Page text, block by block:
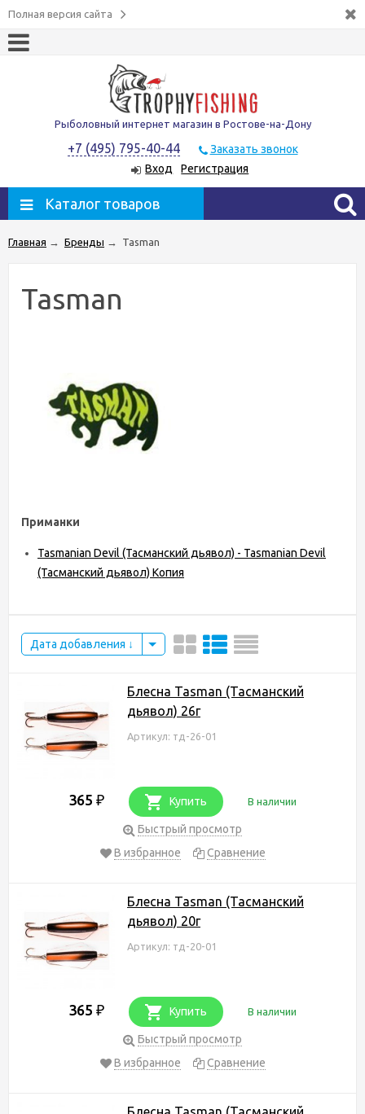
Полная версия сайта
Рыболовный интернет магазин в Ростове-на-Дону
+7 (495) 795-40-44
Заказать звонок
Вход
Регистрация
Каталог товаров
Главная → Бренды → Tasman
Tasman
Приманки
Tasmanian Devil (Тасманский дьявол) - Tasmanian Devil
(Тасманский дьявол) Копия
Дата добавления
Блесна Tasman (Тасманский
дьявол) 26г
Артикул: тд-26-01
365 ₽ Купить В наличии
Быстрый просмотр
В избранное
Сравнение
Блесна Tasman (Тасманский
дьявол) 20г
Артикул: тд-20-01
365 ₽ Купить В наличии
Быстрый просмотр
В избранное
Сравнение